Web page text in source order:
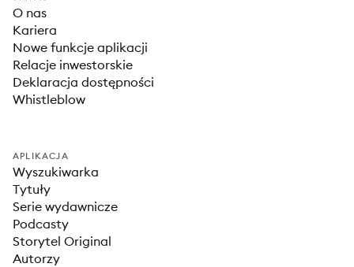
O nas
Kariera
Nowe funkcje aplikacji
Relacje inwestorskie
Deklaracja dostępności
Whistleblow
APLIKACJA
Wyszukiwarka
Tytuły
Serie wydawnicze
Podcasty
Storytel Original
Autorzy